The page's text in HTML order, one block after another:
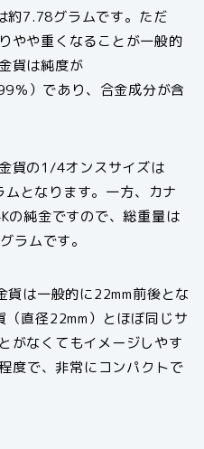
約7.78グラムです。ただ
やや重くなることが一般的
貨は純度が
％）であり、合金成分が含
貨の1/4オンスサイズは
となります。一方、カナ
の純金ですので、総重量は
ラムです。
は一般的に22mm前後とな
直径22mm）とほぼ同じサ
がなくてもイメージしやす
度で、非常にコンパクトで